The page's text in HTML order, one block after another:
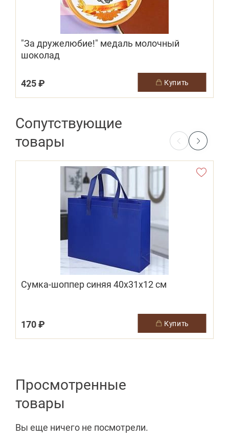
"За дружелюбие!" медаль молочный
шоколад
425 ₽ купить
Сопутствующие
товары
Сумка-шоппер синяя 40х31х12 см
170 ₽ купить
Просмотренные
товары
Вы еще ничего не посмотрели.